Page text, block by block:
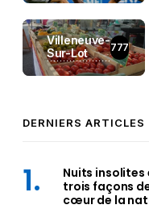
Villeneuve-
Sur-Lot
777
DERNIERS ARTICLES
Nuits
trois façons
cœur de la